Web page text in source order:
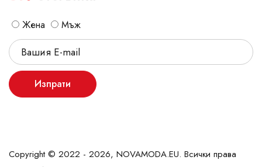
Жена Мъж
Изпрати
Copyright © 2022 - 2026, NOVAMODA.EU. Всички права